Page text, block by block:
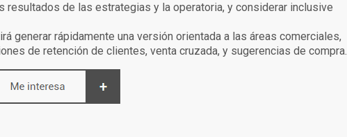
de las estrategias y la operatoria, y considerar inclusive
generar rápidamente una versión orientada a las áreas comerciales,
de retención de clientes, venta cruzada, y sugerencias de compra.